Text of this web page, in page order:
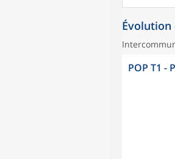
Évolution
POP T1 -